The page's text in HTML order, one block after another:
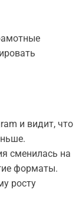
и видит, что
сменилась на
форматы.
росту